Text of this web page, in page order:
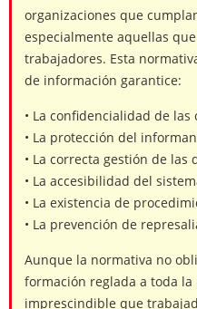
organizaciones que
especialmente aquellas
trabajadores. Esta
de información garantice:
• La confidencialidad de las
• La protección del
• La correcta gestión de las
• La accesibilidad del
• La existencia de
• La prevención de
Aunque la normativa no
formación reglada a toda
imprescindible que